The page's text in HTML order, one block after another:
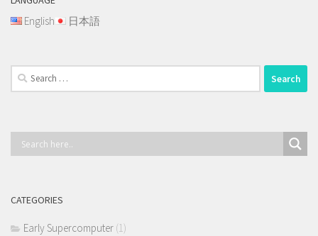
English 日本語
Search
for:
CATEGORIES
Early Supercomputer (1)